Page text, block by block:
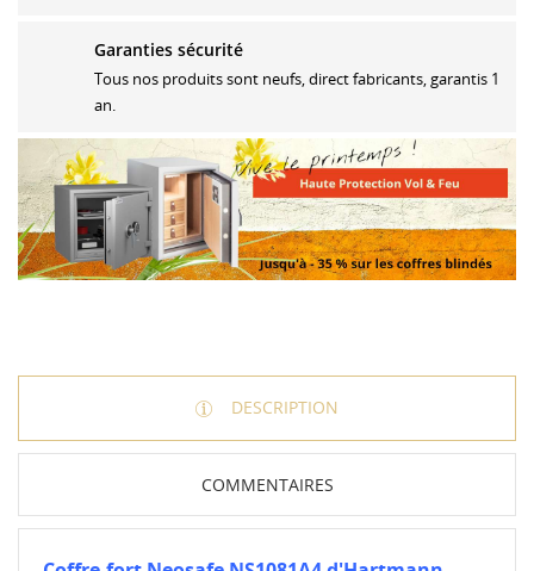
Garanties sécurité
Tous nos produits sont neufs, direct fabricants, garantis 1
an.
DESCRIPTION
COMMENTAIRES